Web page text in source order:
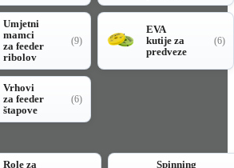
Umjetni
mamci
za feeder
ribolov
(9)
EVA
kutije za
predveze
(6)
Vrhovi
za feeder
štapove
(6)
Role za
Spinning